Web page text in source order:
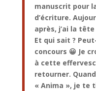
manuscrit pour
d’écriture.
après, j’ai la
Et qui sait ?
concours 😀 Je
à cette
retourner.
« Anima », je te